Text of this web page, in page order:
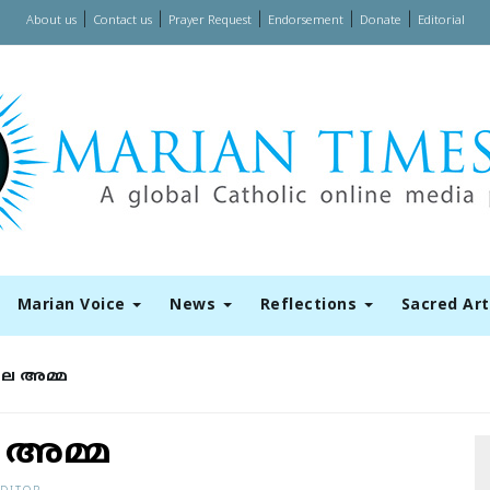
About us| Contact us| Prayer Request| Endorsement| Donate Editorial
Marian Voice News Reflections Sacred
അമ്മ
അമ്മ